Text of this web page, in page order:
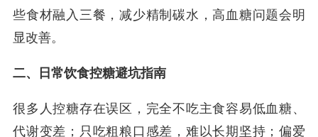
些食材融入三餐，减少精制碳水，高血糖问题会明
显改善。
二、日常饮食控糖避坑指南
很多人控糖存在误区，完全不吃主食容易低血糖、
代谢变差；只吃粗粮口感差，难以长期坚持；偏爱